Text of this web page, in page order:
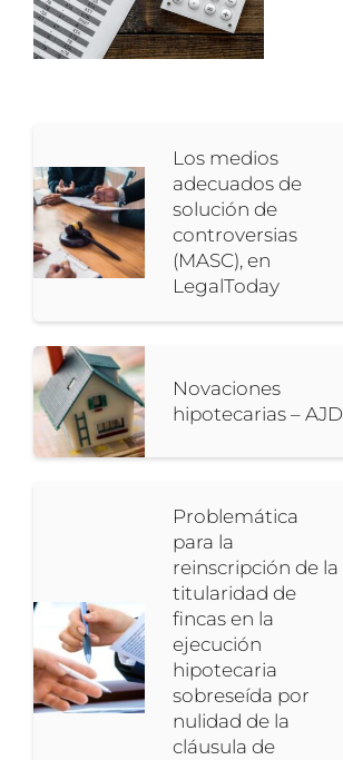
Los medios
adecuados de
solución de
controversias
(MASC), en
LegalToday
Novaciones
hipotecarias – AJD
Problemática
para la
reinscripción de la
titularidad de
fincas en la
ejecución
hipotecaria
sobreseída por
nulidad de la
cláusula de